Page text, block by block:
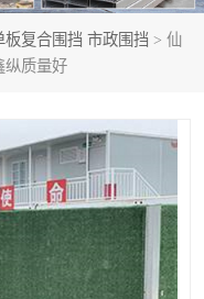
板复合围挡 市政围挡 > 仙
纵质量好
板
构配件
板